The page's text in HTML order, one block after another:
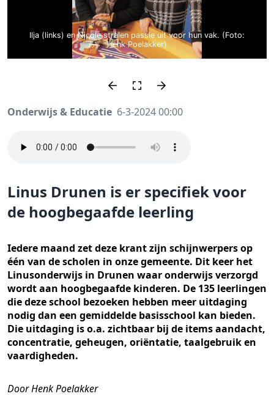
Ilja (links) en Nicole stralen passie uit voor hun vak. (Foto:
Henk Poelakker)
Onderwijs & Educatie 6-3-2024 00:00
Linus Drunen is er specifiek voor
de hoogbegaafde leerling
Iedere maand zet deze krant zijn schijnwerpers op
één van de scholen in onze gemeente. Dit keer het
Linusonderwijs in Drunen waar onderwijs verzorgd
wordt aan hoogbegaafde kinderen. De 135 leerlingen
die deze school bezoeken hebben meer uitdaging
nodig dan een gemiddelde basisschool kan bieden.
Die uitdaging is o.a. zichtbaar bij de items aandacht,
concentratie, geheugen, oriëntatie, taalgebruik en
vaardigheden.
Door Henk Poelakker